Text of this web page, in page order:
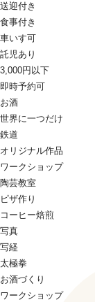
送迎付き
食事付き
車いす可
託児あり
3,000円以下
即時予約可
お酒
世界に一つだけ
鉄道
オリジナル作品
ワークショップ
陶芸教室
ピザ作り
コーヒー焙煎
写真
写経
太極拳
お酒づくり
ワークショップ